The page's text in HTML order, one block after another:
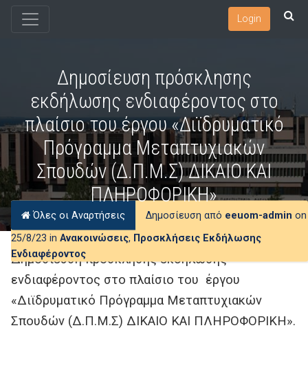
Login
Δημοσίευση πρόσκλησης
εκδήλωσης ενδιαφέροντος στο
πλαίσιο του έργου «Διϊδρυματικό
Πρόγραμμα Μεταπτυχιακών
Σπουδών (Δ.Π.Μ.Σ) ΔΙΚΑΙΟ ΚΑΙ
ΠΛΗΡΟΦΟΡΙΚΗ»
Όλες οι Αναρτήσεις Δημοσίευση από eeuom-admin on
25/8/23 in Ανακοινώσεις, Προσκλήσεις Εκδήλωσης
Ενδιαφέροντος
Δημοσίευση πρόσκλησης εκδήλωσης
ενδιαφέροντος στο πλαίσιο του έργου
«Διϊδρυματικό Πρόγραμμα Μεταπτυχιακών
Σπουδών (Δ.Π.Μ.Σ) ΔΙΚΑΙΟ ΚΑΙ ΠΛΗΡΟΦΟΡΙΚΗ».